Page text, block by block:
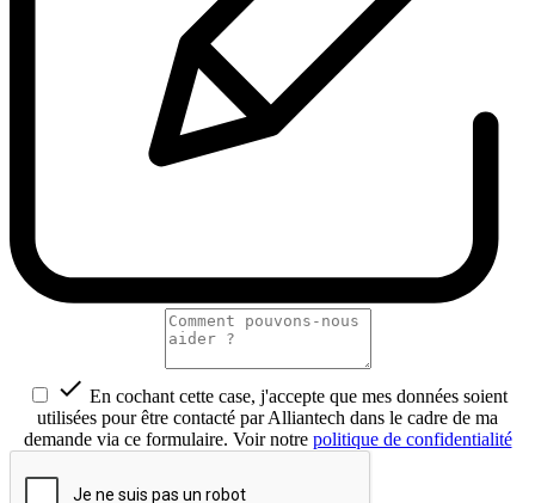
 En cochant cette case, j'accepte que mes données soient
utilisées pour être contacté par Alliantech dans le cadre de ma
demande via ce formulaire. Voir notre politique de confidentialité